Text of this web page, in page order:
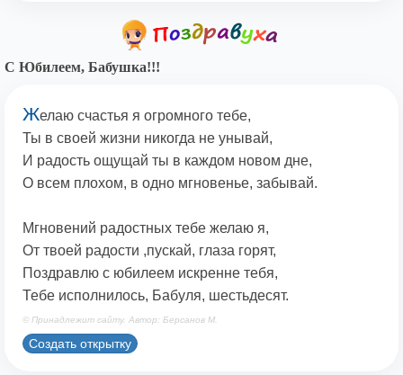
С Юбилеем, Бабушка!!!
Желаю счастья я огромного тебе,
Ты в своей жизни никогда не унывай,
И радость ощущай ты в каждом новом дне,
О всем плохом, в одно мгновенье, забывай.
Мгновений радостных тебе желаю я,
От твоей радости ,пускай, глаза горят,
Поздравлю с юбилеем искренне тебя,
Тебе исполнилось, Бабуля, шестьдесят.
© Принадлежит сайту. Автор: Берсанов М.
Создать открытку